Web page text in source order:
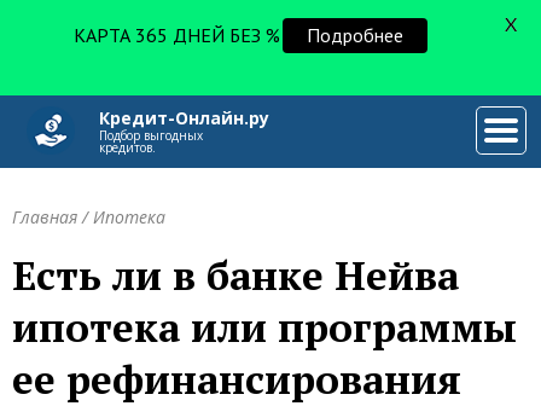
Кредит-Онлайн.ру
Подбор выгодных
кредитов.
###
Главная/Ипотека
Есть ли в банке Нейва
ипотека или программы
ее рефинансирования
КАРТА 365 ДНЕЙ БЕЗ % Подробнее X